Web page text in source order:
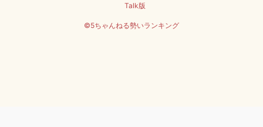
Talk版
©5ちゃんねる勢いランキング